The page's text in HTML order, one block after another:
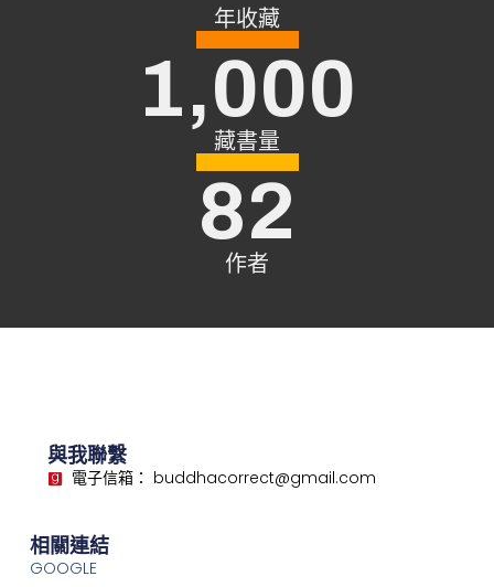
年收藏
藏書量
1,000
作者
82
與我聯繫
電子信箱： buddhacorrect@gmail.com
相關連結
GOOGLE